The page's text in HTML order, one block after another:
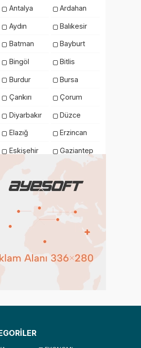
Antalya Ardahan
Aydın Balıkesir
Batman Bayburt
Bingöl Bitlis
Burdur Bursa
Çankırı Çorum
Diyarbakır Düzce
Elazığ Erzincan
Eskişehir Gaziantep
Gümüşhane
Iğdır Isparta
Kahramanmaraş
Karaman
Kırklareli Kırşehir
Mardin
Niğde
Sakarya